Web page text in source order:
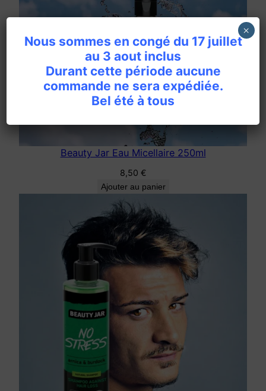
Beauty Jar Eau Micellaire 250ml
8,50 €
Ajouter au panier
Nous sommes en congé du 17 juillet
au 3 aout inclus
Durant cette période aucune
commande ne sera expédiée.
Bel été à tous
×